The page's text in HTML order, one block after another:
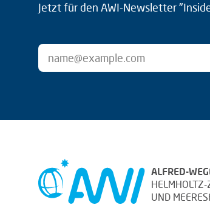
Jetzt für den AWI-Newsletter
ALFRED-
UND